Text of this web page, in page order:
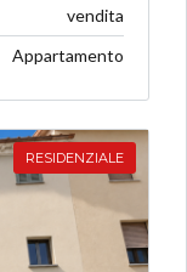
vendita
Appartamento
RESIDENZIALE